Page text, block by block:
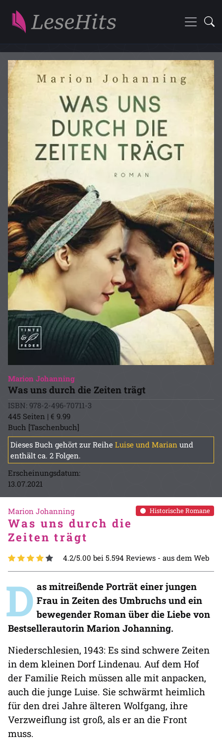
Marion Johanning
Was uns durch die Zeiten trägt
ISBN: 978-2-496-70711-3
445 Seiten | € 9.99
Buch [Taschenbuch]
Dieses Buch gehört zur Reihe Luise und Marian und
enthält ca. 2 Folgen.
Erscheinungsdatum:
13.07.2021
Historische Romane
Marion Johanning
Was uns durch die
Zeiten trägt
4.2/5.00 bei 5.594 Reviews - aus dem Web
D as mitreißende Porträt einer jungen
Frau in Zeiten des Umbruchs und ein
bewegender Roman über die Liebe von
Bestsellerautorin Marion Johanning.
Niederschlesien, 1943: Es sind schwere Zeiten
in dem kleinen Dorf Lindenau. Auf dem Hof
der Familie Reich müssen alle mit anpacken,
auch die junge Luise. Sie schwärmt heimlich
für den drei Jahre älteren Wolfgang, ihre
Verzweiflung ist groß, als er an die Front
muss.